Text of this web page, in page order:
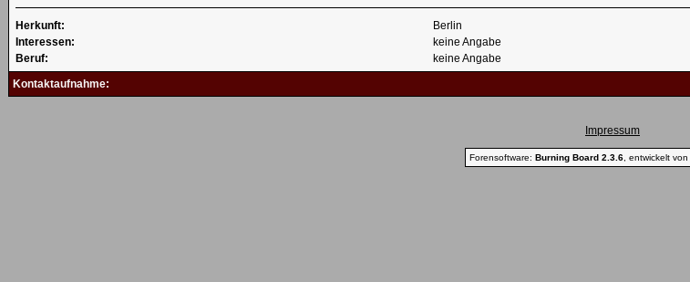
Herkunft:
Berlin
Interessen:
keine Angabe
Beruf:
keine Angabe
Kontaktaufnahme:
Impressum
Forensoftware: Burning Board 2.3.6, entwickelt von